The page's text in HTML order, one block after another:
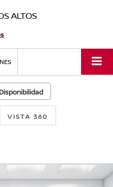
ALTOS
VISTA 360